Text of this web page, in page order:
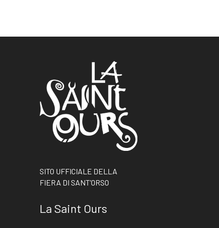
SITO UFFICIALE DELLA
FIERA DI SANT’ORSO
La Saint Ours